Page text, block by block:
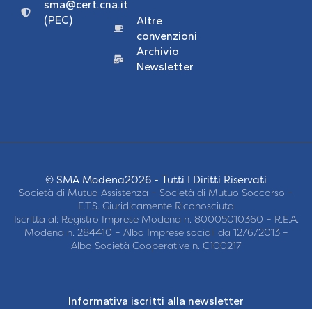
sma@cert.cna.it
(PEC)
Altre
convenzioni
Archivio
Newsletter
© SMA Modena2026 - Tutti I Diritti Riservati
Società di Mutua Assistenza – Società di Mutuo Soccorso –
E.T.S. Giuridicamente Riconosciuta
Iscritta al: Registro Imprese Modena n. 80005010360 – R.E.A.
Modena n. 284410 – Albo Imprese sociali da 12/6/2013 –
Albo Società Cooperative n. C100217
Informativa iscritti alla newsletter